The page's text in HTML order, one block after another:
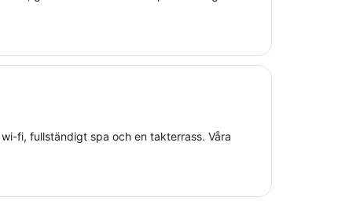
fi, fullständigt spa och en takterrass. Våra